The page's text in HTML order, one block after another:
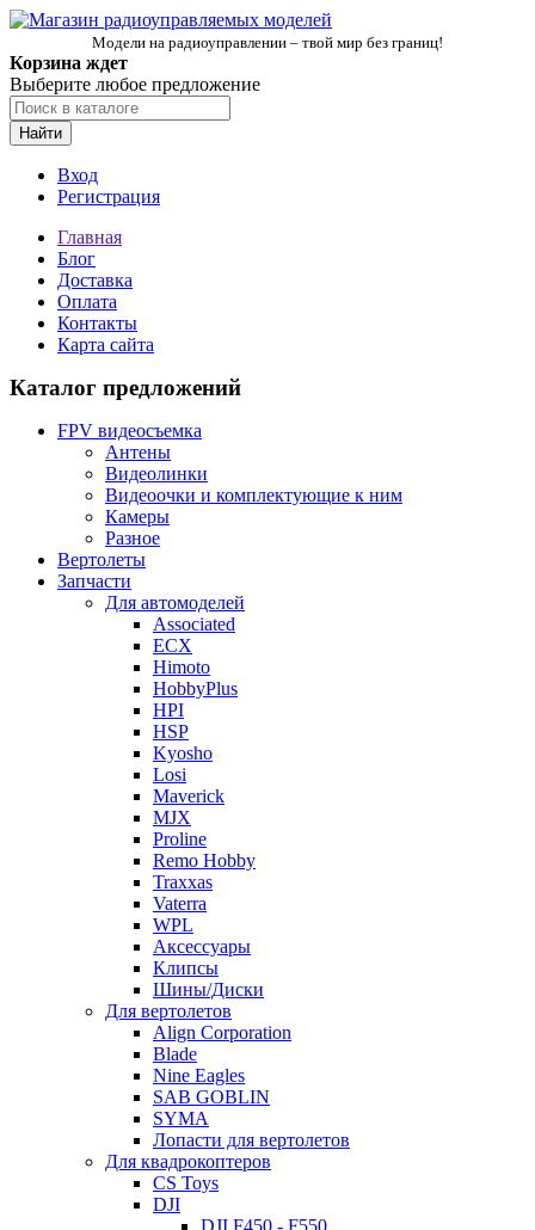
Модели на радиоуправлении – твой мир без границ!
Корзина ждет
Выберите любое предложение
Найти
Вход
Регистрация
Главная
Блог
Доставка
Оплата
Контакты
Карта сайта
Каталог предложений
FPV видеосъемка
Антены
Видеолинки
Видеоочки и комплектующие к ним
Камеры
Разное
Вертолеты
Запчасти
Для автомоделей
Associated
ECX
Himoto
HobbyPlus
HPI
HSP
Kyosho
Losi
Maverick
MJX
Proline
Remo Hobby
Traxxas
Vaterra
WPL
Аксессуары
Клипсы
Шины/Диски
Для вертолетов
Align Corporation
Blade
Nine Eagles
SAB GOBLIN
SYMA
Лопасти для вертолетов
Для квадрокоптеров
CS Toys
DJI
DJI F450 - F550